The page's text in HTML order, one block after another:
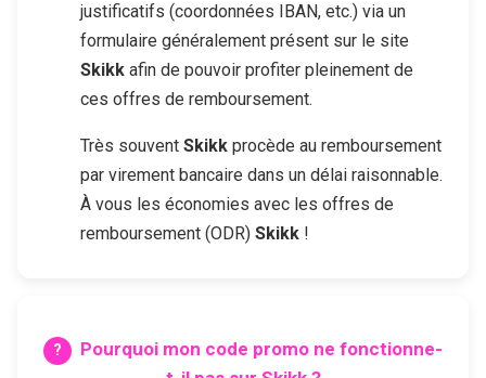
justificatifs (coordonnées IBAN, etc.) via un
formulaire généralement présent sur le site
Skikk afin de pouvoir profiter pleinement de
ces offres de remboursement.
Très souvent Skikk procède au remboursement
par virement bancaire dans un délai raisonnable.
À vous les économies avec les offres de
remboursement (ODR) Skikk !
Pourquoi mon code promo ne fonctionne-